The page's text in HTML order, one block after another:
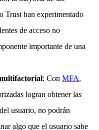
Trust han experimentado
de acceso no
importante de una
: Con MFA,
logran obtener las
usuario, no podrán
algo que el usuario sabe